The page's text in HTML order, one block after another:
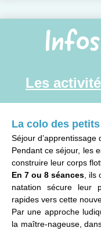
La colo des
Séjour d’apprentissage
Pendant ce séjour, les
construire leur corps
En 7 ou 8 séances, ils
natation sécure leur
rapides vers cette
Par une approche
la maître-nageuse,